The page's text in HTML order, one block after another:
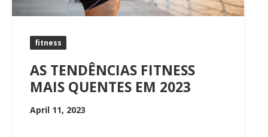
fitness
AS TENDÊNCIAS FITNESS
MAIS QUENTES EM 2023
April 11, 2023